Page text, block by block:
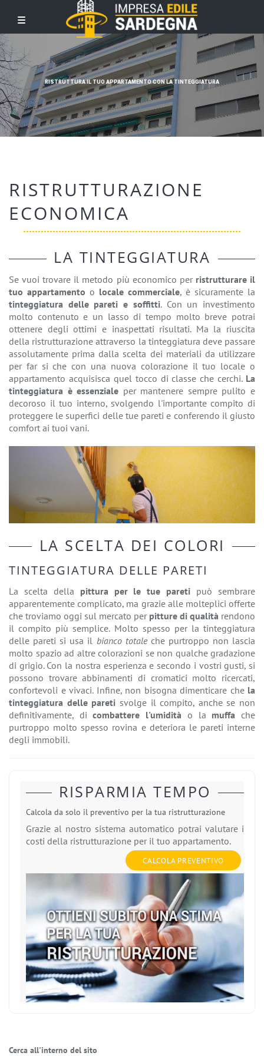
RISTRUTTURA IL TUO APPARTAMENTO CON LA TINTEGGIATURA
RISTRUTTURAZIONE
ECONOMICA
LA TINTEGGIATURA
Se vuoi trovare il metodo più economico per ristrutturare il
tuo appartamento o locale commerciale, è sicuramente la
tinteggiatura delle pareti e soffitti. Con un investimento
molto contenuto e un lasso di tempo molto breve potrai
ottenere degli ottimi e inaspettati risultati. Ma la riuscita
della ristrutturazione attraverso la tinteggiatura deve passare
assolutamente prima dalla scelta dei materiali da utilizzare
per far si che con una nuova colorazione il tuo locale o
appartamento acquisisca quel tocco di classe che cerchi. La
tinteggiatura è essenziale per mantenere sempre pulito e
decoroso il tuo interno, svolgendo l'importante compito di
proteggere le superfici delle tue pareti e conferendo il giusto
comfort ai tuoi vani.
LA SCELTA DEI COLORI
TINTEGGIATURA DELLE PARETI
La scelta della pittura per le tue pareti può sembrare
apparentemente complicato, ma grazie alle molteplici offerte
che troviamo oggi sul mercato per pitture di qualità rendono
il compito più semplice. Molto spesso per la tinteggiatura
delle pareti si usa il bianco totaleche purtroppo non lascia
molto spazio ad altre colorazioni se non qualche gradazione
di grigio. Con la nostra esperienza e secondo i vostri gusti, si
possono trovare abbinamenti di cromatici molto ricercati,
confortevoli e vivaci. Infine, non bisogna dimenticare che la
tinteggiatura delle pareti svolge il compito, anche se non
definitivamente, dicombattere l'umidità o la muffa che
purtroppo molto spesso rovina e deteriora le pareti interne
degli immobili.
RISPARMIA TEMPO
Calcola da solo il preventivo per la tua ristrutturazione
Grazie al nostro sistema automatico potrai valutare i
costi della ristrutturazione per il tuo appartamento.
CALCOLA PREVENTIVO
Cerca all'interno del sito